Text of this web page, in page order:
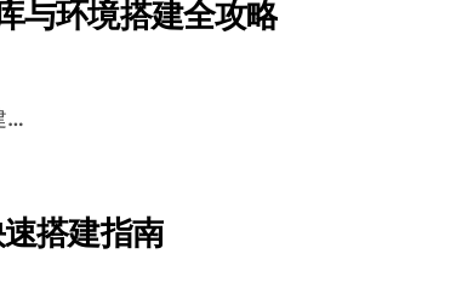
与环境搭建全攻略
…
搭建指南